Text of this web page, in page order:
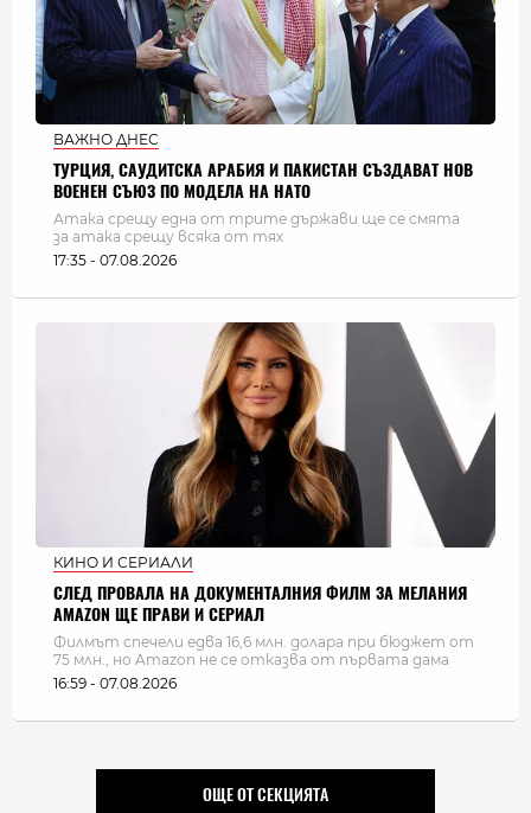
ВАЖНО ДНЕС
ТУРЦИЯ, САУДИТСКА АРАБИЯ И ПАКИСТАН СЪЗДАВАТ НОВ
ВОЕНЕН СЪЮЗ ПО МОДЕЛА НА НАТО
Атака срещу една от трите държави ще се смята
за атака срещу всяка от тях
17:35 - 07.08.2026
КИНО И СЕРИАЛИ
СЛЕД ПРОВАЛА НА ДОКУМЕНТАЛНИЯ ФИЛМ ЗА МЕЛАНИЯ
AMAZON ЩЕ ПРАВИ И СЕРИАЛ
Филмът спечели едва 16,6 млн. долара при бюджет от
75 млн., но Amazon не се отказва от първата дама
16:59 - 07.08.2026
ОЩЕ ОТ СЕКЦИЯТА